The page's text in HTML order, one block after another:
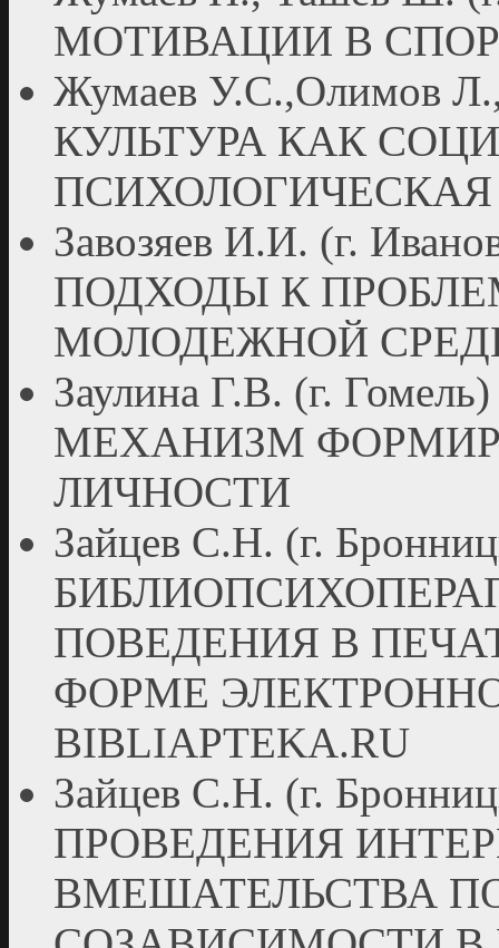
МОТИВАЦИИ В
Жумаев У.С.,Олимов
КУЛЬТУРА КАК
ПСИХОЛОГИЧЕСКАЯ
Завозяев И.И. (г.
ПОДХОДЫ К
МОЛОДЕЖНОЙ
Заулина Г.В. (г.
МЕХАНИЗМ
ЛИЧНОСТИ
Зайцев С.Н. (г.
ПОВЕДЕНИЯ В
ФОРМЕ
BIBLIAPTEKA.RU
Зайцев С.Н. (г.
ПРОВЕДЕНИЯ
ВМЕШАТЕЛЬСТВА